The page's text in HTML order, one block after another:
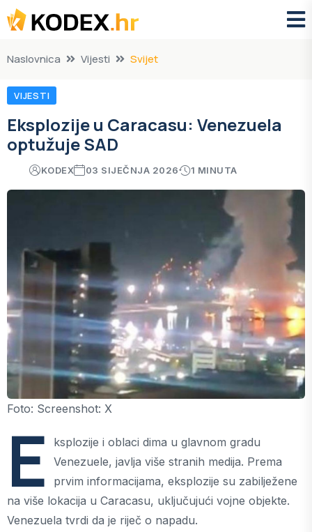
Naslovnica Vijesti Svijet
VIJESTI
Eksplozije u Caracasu: Venezuela
optužuje SAD
KODEX 03 SIJEČNJA 2026 1 MINUTA
Foto: Screenshot: X
E
ksplozije i oblaci dima u glavnom gradu
Venezuele, javlja više stranih medija. Prema
prvim informacijama, eksplozije su zabilježene
na više lokacija u Caracasu, uključujući vojne objekte.
Venezuela tvrdi da je riječ o napadu.